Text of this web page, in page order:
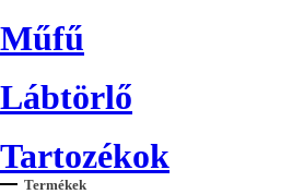
Műfű
Lábtörlő
Tartozékok
Termékek